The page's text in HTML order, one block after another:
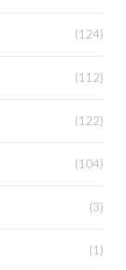
(124)
(112)
(122)
(104)
(3)
(1)